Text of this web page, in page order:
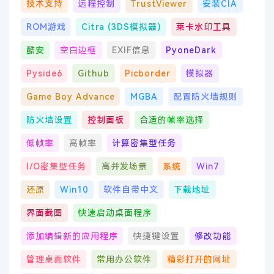
技术支持 远程控制 TrustViewer 安装CIA
ROM游戏 Citra (3DS模拟器) 莱卡水印工具
酷安 空白边框 EXIF信息 PyoneDark
Pyside6 Github Picborder 模拟器
Game Boy Advance MGBA 配置防火墙规则
防火墙设置 控制面板 合适的帧率选择
低帧率 高帧率 计算密集型任务
I/O密集型任务 高并发场景 系统 Win7
还原 Win10 软件自带中文 下载地址
界面截图 快速启动桌面程序
添加编辑新的应用程序 快捷键设置 修改功能
管理桌面软件 常用办公软件 精彩打开的网址